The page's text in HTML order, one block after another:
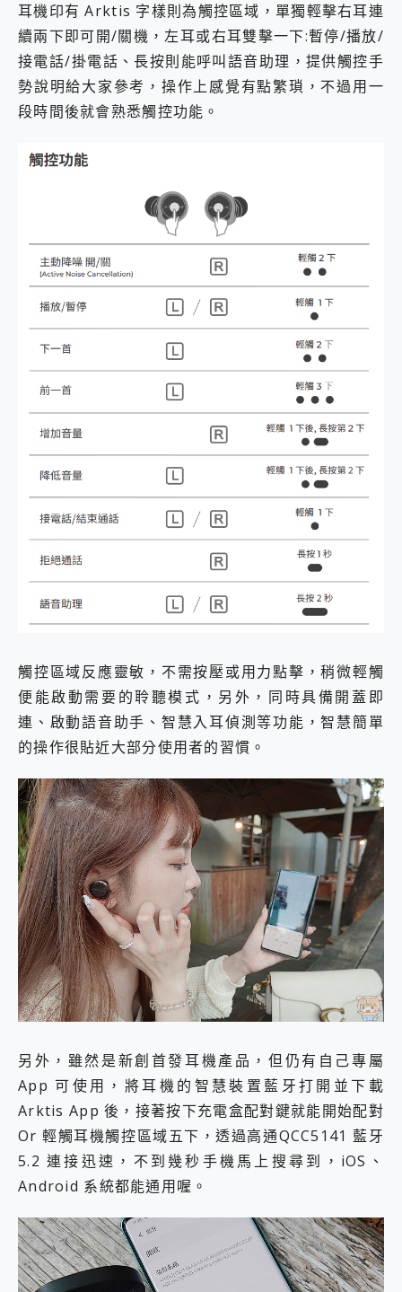
耳機印有 Arktis 字樣則為觸控區域，單獨輕擊右耳連
續兩下即可開/關機，左耳或右耳雙擊一下:暫停/播放/
接電話/掛電話、長按則能呼叫語音助理，提供觸控手
勢說明給大家參考，操作上感覺有點繁瑣，不過用一
段時間後就會熟悉觸控功能。
觸控區域反應靈敏，不需按壓或用力點擊，稍微輕觸
便能啟動需要的聆聽模式，另外，同時具備開蓋即
連、啟動語音助手、智慧入耳偵測等功能，智慧簡單
的操作很貼近大部分使用者的習慣。
另外，雖然是新創首發耳機產品，但仍有自己專屬
App 可使用，將耳機的智慧裝置藍牙打開並下載
Arktis App 後，接著按下充電盒配對鍵就能開始配對
Or 輕觸耳機觸控區域五下，透過高通QCC5141 藍牙
5.2 連接迅速，不到幾秒手機馬上搜尋到，iOS、
Android 系統都能通用喔。